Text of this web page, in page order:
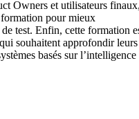
Owners et utilisateurs
pour mieux
test. Enfin, cette formation
souhaitent approfondir leurs
basés sur l’intelligence